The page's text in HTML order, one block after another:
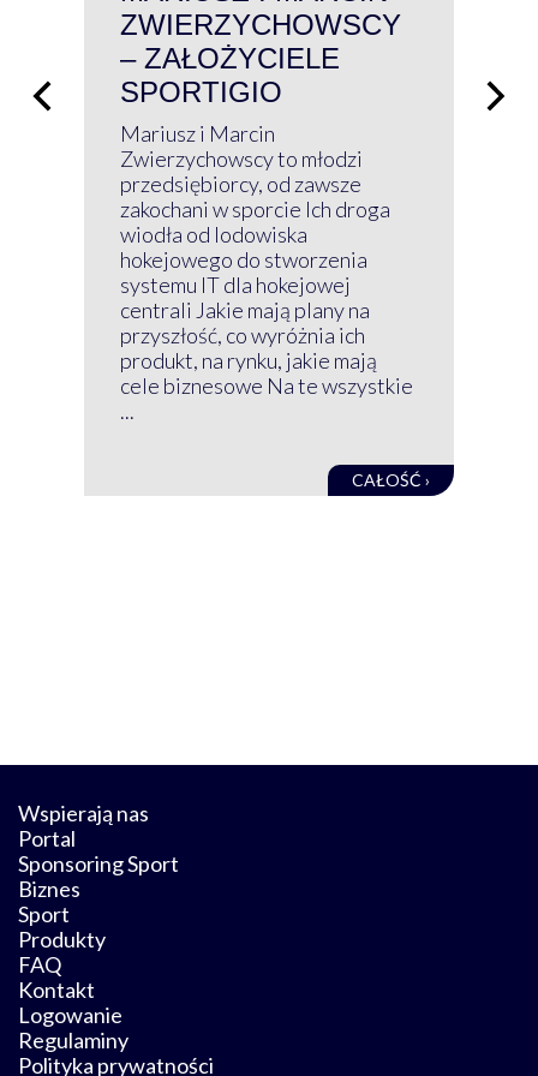
ZWIERZYCHOWSCY
– ZAŁOŻYCIELE
SPORTIGIO
Mariusz i Marcin
Zwierzychowscy to młodzi
przedsiębiorcy, od zawsze
zakochani w sporcie Ich droga
wiodła od lodowiska
hokejowego do stworzenia
systemu IT dla hokejowej
centrali Jakie mają plany na
przyszłość, co wyróżnia ich
produkt, na rynku, jakie mają
cele biznesowe Na te wszystkie
...
CAŁOŚĆ ›
Wspierają nas
Portal
Sponsoring Sport
Biznes
Sport
Produkty
FAQ
Kontakt
Logowanie
Regulaminy
Polityka prywatności